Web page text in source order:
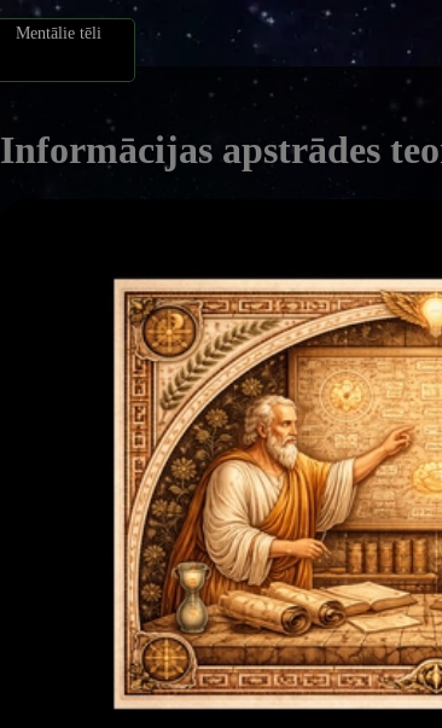
Mentālie tēli
Informācijas apstrādes